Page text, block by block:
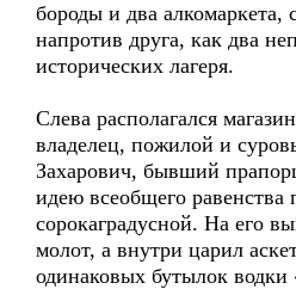
бороды и два алкомаркета,
напротив друга, как два
исторических лагеря.
Слева располагался
владелец, пожилой и
Захарович, бывший
идею всеобщего равенства
сорокаградусной. На его
молот, а внутри царил
одинаковых бутылок водки